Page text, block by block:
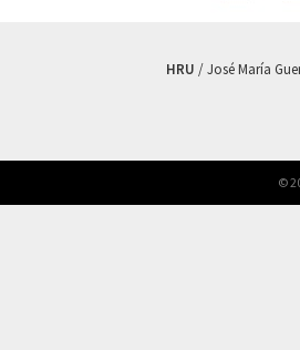
HRU / José María
©